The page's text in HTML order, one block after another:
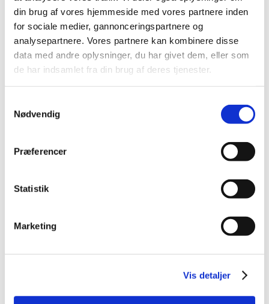
din brug af vores hjemmeside med vores partnere inden
for sociale medier, gannonceringspartnere og
analysepartnere. Vores partnere kan kombinere disse
data med andre oplysninger, du har givet dem, eller som
de har indsamlet fra din brug af deres tjenester.
Nødvendig
Præferencer
Statistik
Marketing
Vis detaljer
virksomhedens servicemål.
Du kan, på baggrund af egen kulturel selvforståelse, samt
kendskab til og forståelse for andre menneskers
forskellige kulturelle, religiøse, sproglige og etniske
På dette kursus lærer du at formulere en personlig vision
Fakta
VEU-Godtgørelse og befordringstilskud